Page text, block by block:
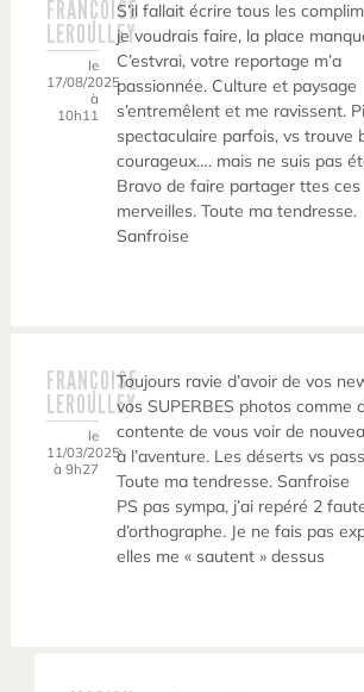
FRANÇOISE
LEROULLEY
le
17/08/2025
à
10h11
S’il fallait écrire tous les
je voudrais faire, la place
C’estvrai, votre reportage m’a
passionnée. Culture et paysage
s’entremêlent et me ravissent.
spectaculaire parfois, vs trouve
courageux…. mais ne suis pas
Bravo de faire partager ttes ces
merveilles. Toute ma tendresse.
Sanfroise
FRANÇOISE
LEROULLEY
le
11/03/2025
à 9h27
Toujours ravie d’avoir de vos
vos SUPERBES photos comme
contente de vous voir de
à l’aventure. Les déserts vs
Toute ma tendresse. Sanfroise
PS pas sympa, j’ai repéré 2
d’orthographe. Je ne fais pas
elles me « sautent » dessus